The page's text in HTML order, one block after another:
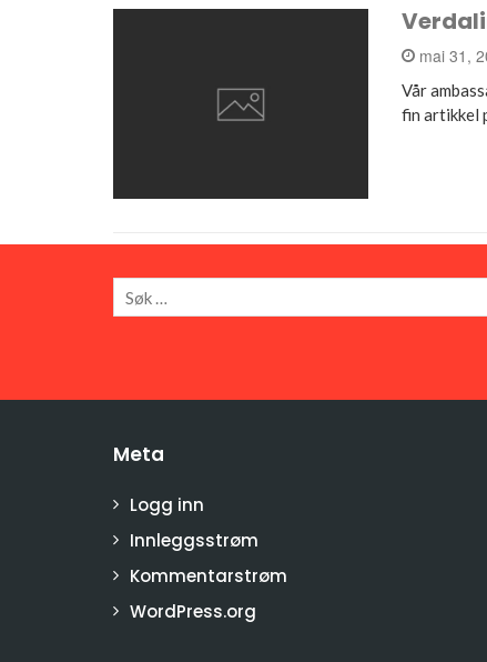
mai 31,
Vår
fin artikkel
Meta
Logg inn
Innleggsstrøm
Kommentarstrøm
WordPress.org